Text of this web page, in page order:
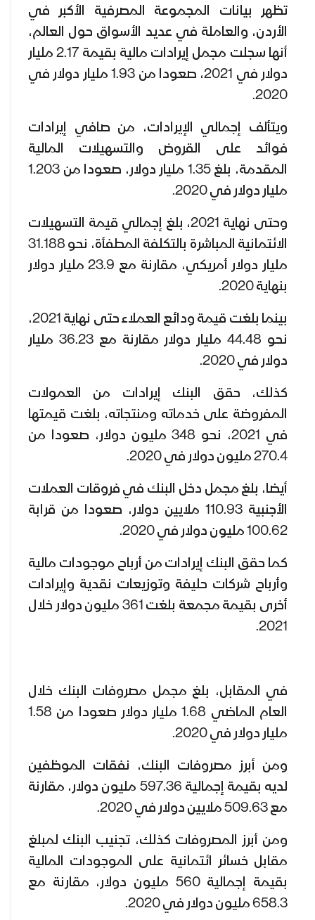
تظهر بيانات المجموعة المصرفية الأكبر في
الأردن، والعاملة في عديد الأسواق حول العالم،
أنها سجلت مجمل إيرادات مالية بقيمة 2.17 مليار
دولار في 2021، صعودا من 1.93 مليار دولار في
2020.
ويتألف إجمالي الإيرادات، من صافي إيرادات
فوائد على القروض والتسهيلات المالية
المقدمة، بلغ 1.35 مليار دولار، صعودا من 1.203
مليار دولار في 2020.
وحتى نهاية 2021، بلغ إجمالي قيمة التسهيلات
الائتمانية المباشرة بالتكلفة المطفأة، نحو 31.188
مليار دولار أمريكي، مقارنة مع 23.9 مليار دولار
بنهاية 2020.
بينما بلغت قيمة ودائع العملاء حتى نهاية 2021،
نحو 44.48 مليار دولار مقارنة مع 36.23 مليار
دولار في 2020.
كذلك، حقق البنك إيرادات من العمولات
المفروضة على خدماته ومنتجاته، بلغت قيمتها
في 2021، نحو 348 مليون دولار، صعودا من
270.4 مليون دولار في 2020.
أيضا، بلغ مجمل دخل البنك في فروقات العملات
الأجنبية 110.93 ملايين دولار، صعودا من قرابة
100.62 مليون دولار في 2020.
كما حقق البنك إيرادات من أرباح موجودات مالية
وأرباح شركات حليفة وتوزيعات نقدية وإيرادات
أخرى بقيمة مجمعة بلغت 361 مليون دولار خلال
2021.
في المقابل، بلغ مجمل مصروفات البنك خلال
العام الماضي 1.68 مليار دولار صعودا من 1.58
مليار دولار في 2020.
ومن أبرز مصروفات البنك، نفقات الموظفين
لديه بقيمة إجمالية 597.36 مليون دولار، مقارنة
مع 509.63 ملايين دولار في 2020.
ومن أبرز المصروفات كذلك، تجنيب البنك لمبلغ
مقابل خسائر ائتمانية على الموجودات المالية
بقيمة إجمالية 560 مليون دولار، مقارنة مع
658.3 مليون دولار في 2020.